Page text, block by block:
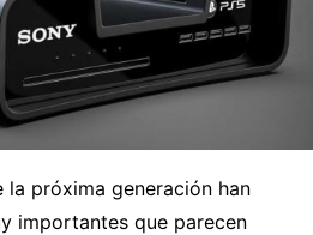
la próxima generación han
importantes que parecen